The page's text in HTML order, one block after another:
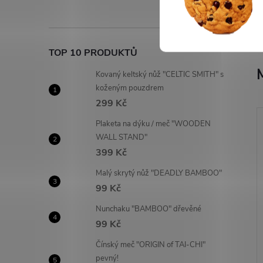
TOP 10 PRODUKTŮ
Kovaný keltský nůž "CELTIC SMITH" s
koženým pouzdrem
299 Kč
Plaketa na dýku / meč "WOODEN
WALL STAND"
399 Kč
Malý skrytý nůž "DEADLY BAMBOO"
99 Kč
Nunchaku "BAMBOO" dřevěné
99 Kč
Čínský meč "ORIGIN of TAI-CHI"
pevný!